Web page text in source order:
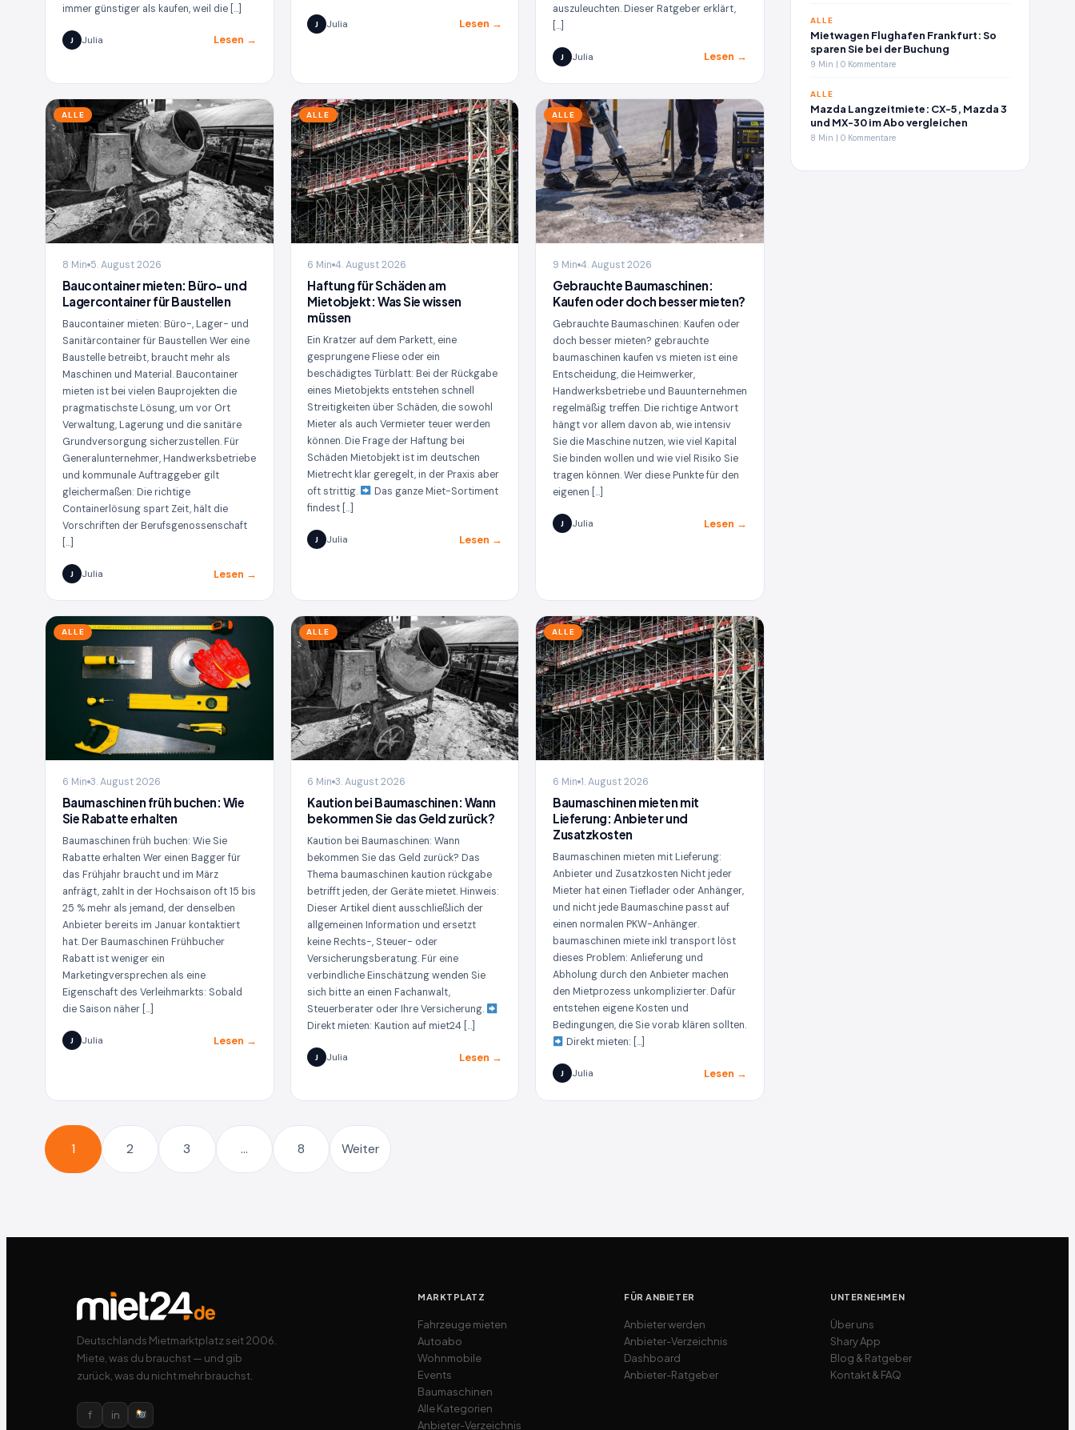
immer günstiger als kaufen, weil die […]
J Julia Lesen →
J Julia Lesen →
auszuleuchten. Dieser Ratgeber erklärt,
[…]
J Julia Lesen →
ALLE
8 Min 5. August 2026
Baucontainer mieten: Büro- und
Lagercontainer für Baustellen
Baucontainer mieten: Büro-, Lager- und
Sanitärcontainer für Baustellen Wer eine
Baustelle betreibt, braucht mehr als
Maschinen und Material. Baucontainer
mieten ist bei vielen Bauprojekten die
pragmatischste Lösung, um vor Ort
Verwaltung, Lagerung und die sanitäre
Grundversorgung sicherzustellen. Für
Generalunternehmer, Handwerksbetriebe
und kommunale Auftraggeber gilt
gleichermaßen: Die richtige
Containerlösung spart Zeit, hält die
Vorschriften der Berufsgenossenschaft
[…]
J Julia Lesen →
ALLE
6 Min 4. August 2026
Haftung für Schäden am
Mietobjekt: Was Sie wissen
müssen
Ein Kratzer auf dem Parkett, eine
gesprungene Fliese oder ein
beschädigtes Türblatt: Bei der Rückgabe
eines Mietobjekts entstehen schnell
Streitigkeiten über Schäden, die sowohl
Mieter als auch Vermieter teuer werden
können. Die Frage der Haftung bei
Schäden Mietobjekt ist im deutschen
Mietrecht klar geregelt, in der Praxis aber
oft strittig.
Das ganze Miet-Sortiment
findest […]
J Julia Lesen →
ALLE
9 Min 4. August 2026
Gebrauchte Baumaschinen:
Kaufen oder doch besser mieten?
Gebrauchte Baumaschinen: Kaufen oder
doch besser mieten? gebrauchte
baumaschinen kaufen vs mieten ist eine
Entscheidung, die Heimwerker,
Handwerksbetriebe und Bauunternehmen
regelmäßig treffen. Die richtige Antwort
hängt vor allem davon ab, wie intensiv
Sie die Maschine nutzen, wie viel Kapital
Sie binden wollen und wie viel Risiko Sie
tragen können. Wer diese Punkte für den
eigenen […]
J Julia Lesen →
ALLE
6 Min 3. August 2026
Baumaschinen früh buchen: Wie
Sie Rabatte erhalten
Baumaschinen früh buchen: Wie Sie
Rabatte erhalten Wer einen Bagger für
das Frühjahr braucht und im März
anfrägt, zahlt in der Hochsaison oft 15 bis
25 % mehr als jemand, der denselben
Anbieter bereits im Januar kontaktiert
hat. Der Baumaschinen Frühbucher
Rabatt ist weniger ein
Marketingversprechen als eine
Eigenschaft des Verleihmarkts: Sobald
die Saison näher […]
J Julia Lesen →
ALLE
6 Min 3. August 2026
Kaution bei Baumaschinen: Wann
bekommen Sie das Geld zurück?
Kaution bei Baumaschinen: Wann
bekommen Sie das Geld zurück? Das
Thema baumaschinen kaution rückgabe
betrifft jeden, der Geräte mietet. Hinweis:
Dieser Artikel dient ausschließlich der
allgemeinen Information und ersetzt
keine Rechts-, Steuer- oder
Versicherungsberatung. Für eine
verbindliche Einschätzung wenden Sie
sich bitte an einen Fachanwalt,
Steuerberater oder Ihre Versicherung.
Direkt mieten: Kaution auf miet24 […]
J Julia Lesen →
ALLE
6 Min 1. August 2026
Baumaschinen mieten mit
Lieferung: Anbieter und
Zusatzkosten
Baumaschinen mieten mit Lieferung:
Anbieter und Zusatzkosten Nicht jeder
Mieter hat einen Tieflader oder Anhänger,
und nicht jede Baumaschine passt auf
einen normalen PKW-Anhänger.
baumaschinen miete inkl transport löst
dieses Problem: Anlieferung und
Abholung durch den Anbieter machen
den Mietprozess unkomplizierter. Dafür
entstehen eigene Kosten und
Bedingungen, die Sie vorab klären sollten.
Direkt mieten: […]
J Julia Lesen →
1 2 3 … 8 Weiter
ALLE
Mietwagen Flughafen Frankfurt: So
sparen Sie bei der Buchung
9 Min | 0 Kommentare
ALLE
Mazda Langzeitmiete: CX-5, Mazda 3
und MX-30 im Abo vergleichen
8 Min | 0 Kommentare
Deutschlands Mietmarktplatz seit 2006.
Miete, was du brauchst — und gib
zurück, was du nicht mehr brauchst.
f in
MARKTPLATZ
Fahrzeuge mieten
Autoabo
Wohnmobile
Events
Baumaschinen
Alle Kategorien
Anbieter-Verzeichnis
FÜR ANBIETER
Anbieter werden
Anbieter-Verzeichnis
Dashboard
Anbieter-Ratgeber
UNTERNEHMEN
Über uns
Shary App
Blog & Ratgeber
Kontakt & FAQ